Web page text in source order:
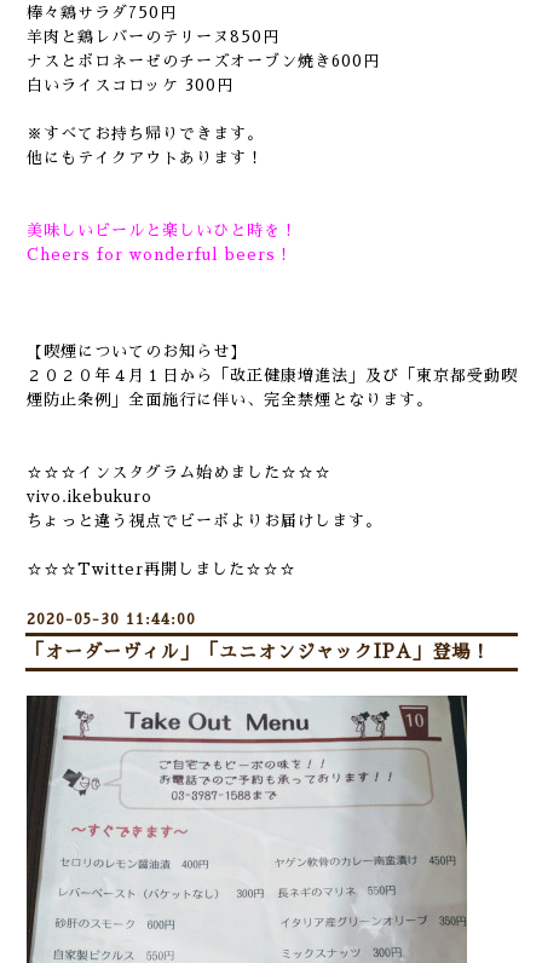
棒々鶏サラダ750円
羊肉と鶏レバーのテリーヌ850円
ナスとボロネーゼのチーズオーブン焼き600円
白いライスコロッケ 300円
※すべてお持ち帰りできます。
他にもテイクアウトあります！
美味しいビールと楽しいひと時を！
Cheers for wonderful beers！
【喫煙についてのお知らせ】
２０２０年４月１日から「改正健康増進法」及び「東京都受動喫
煙防止条例」全面施行に伴い、完全禁煙となります。
☆☆☆インスタグラム始めました☆☆☆
vivo.ikebukuro
ちょっと違う視点でビーボよりお届けします。
☆☆☆Twitter再開しました☆☆☆
2020-05-30 11:44:00
「オーダーヴィル」「ユニオンジャックIPA」登場！